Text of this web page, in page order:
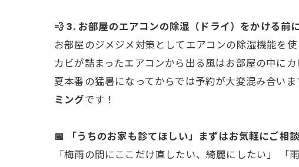
💨 3. お部屋のエアコンの除湿（ドライ）をかける前
お部屋のジメジメ対策としてエアコンの除湿機能を
カビが詰まったエアコンから出る風はお部屋の中に
夏本番の猛暑になってからでは予約が大変混み合いま
ミングです！
📅 「うちのお家も診てほしい」まずはお気軽にご相談
「梅雨の間にここだけ直したい、綺麗にしたい」 「